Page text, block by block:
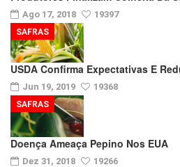
Ago 17, 2018 19397
USDA Confirma Expectativas E
Jun 19, 2019 19368
SAFRAS
Doença Ameaça Pepino Nos EUA
Dez 31, 2018 19266
SAFRAS